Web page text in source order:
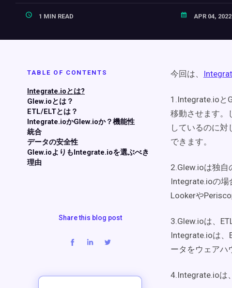
1 MIN READ APR 04, 2022
TABLE OF CONTENTS
Integrate.ioとは?
Glew.ioとは？
ETL/ELTとは？
Integrate.ioかGlew.ioか？機能性
統合
データの安全性
Glew.ioよりもIntegrate.ioを選ぶべき
理由
Share this blog post
今回は、
1.Integrate.ioと
移動させます。
しているのに
できます。
2.Glew.ioは独自
Integrate.ioの場
Lookerや
3.Glew.ioは、
Integrate.ioは、
ータをウェアハ
4.Integrate.ioは